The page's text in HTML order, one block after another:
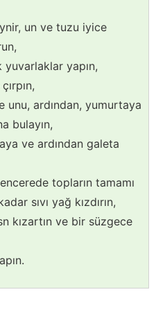
un ve tuzu iyice
yapın,
unu, ardından, yumurtaya
bulayın,
ve ardından galeta
topların tamamı
sıvı yağ kızdırın,
kızartın ve bir süzgece